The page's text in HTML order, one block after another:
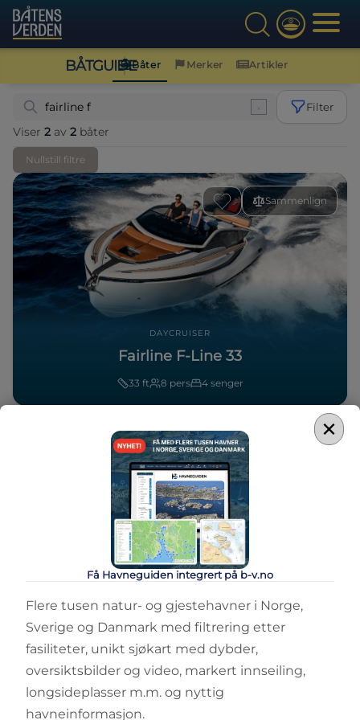
BÅTGUIDEBåter Merker Artikler
Filter
Viser 2 av 2 båter
Nullstill filtre
Sammenlign
DAYCRUISER
Fairline F-Line 33
33 ft 8 pers 4 senger
DAYCRUISER
Fairline F-Line 33 Outboard
34 ft 8 pers 4 senger
×
Få Havneguiden integrert på b-v.no
Flere tusen natur- og gjestehavner i Norge,
Sverige og Danmark med filtrering etter
fasiliteter, unikt sjøkart med dybder,
oversiktsbilder og video, markert innseiling,
longsideplasser m.m. og nyttig
havneinformasjon.